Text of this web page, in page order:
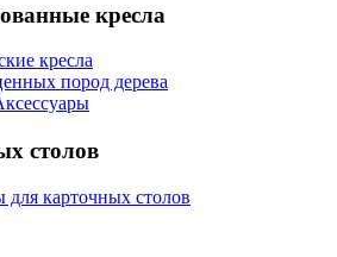
кресла
кресла
пород дерева
столов
для карточных столов